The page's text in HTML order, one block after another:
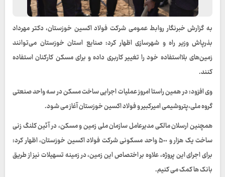
به گزارش خبرنگار روابط عمومی شرکت فولاد اکسین خوزستان، دکتر مهرداد
بذرپاش وزیر راه و شهرسازی اظهار کرد: صنایع استان خوزستان می‌توانند
زمین‌های بلااستفاده خود را تغییر کاربری داده و برای مسکن کارکنان استفاده
کنند.
وی افزود: در همین راستا امروز عملیات اجرایی ساخت مسکن در سه واحد صنعتی
گروه ملی،پتروشیمی امیرکبیر و فولاد اکسین خوزستان آغاز می شود.
همچنین ارسلان مالکی مدیرعامل سازمان ملی زمین و مسکن، در آئین کلنگ زنی
ساخت یک هزار و ۵٠٠ واحد مسکونی شرکت فولاد اکسین خوزستان، اظهار کرد:
برای اجرای این پروژه، علاوه بر اختصاص این زمین، در زمینه تسهیلات نیز از طریق
بانک ها کمک می کنیم.